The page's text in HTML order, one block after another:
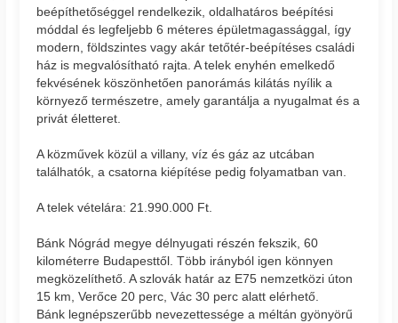
beépíthetőséggel rendelkezik, oldalhatáros beépítési
móddal és legfeljebb 6 méteres épületmagassággal, így
modern, földszintes vagy akár tetőtér-beépítéses családi
ház is megvalósítható rajta. A telek enyhén emelkedő
fekvésének köszönhetően panorámás kilátás nyílik a
környező természetre, amely garantálja a nyugalmat és a
privát életteret.
A közművek közül a villany, víz és gáz az utcában
találhatók, a csatorna kiépítése pedig folyamatban van.
A telek vételára: 21.990.000 Ft.
Bánk Nógrád megye délnyugati részén fekszik, 60
kilométerre Budapesttől. Több irányból igen könnyen
megközelíthető. A szlovák határ az E75 nemzetközi úton
15 km, Verőce 20 perc, Vác 30 perc alatt elérhető.
Bánk legnépszerűbb nevezettessége a méltán gyönyörű